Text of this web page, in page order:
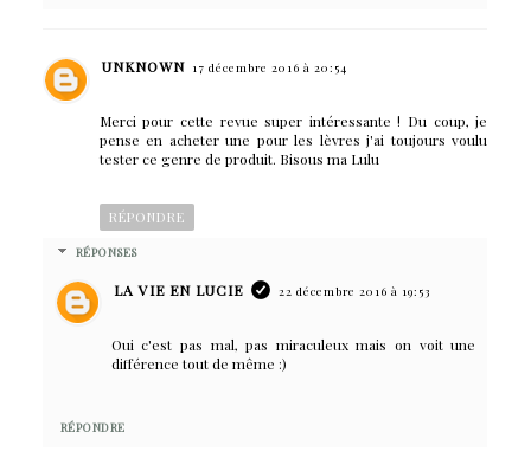
UNKNOWN 17 décembre 2016 à 20:54
Merci pour cette revue super intéressante ! Du coup, je
pense en acheter une pour les lèvres j'ai toujours voulu
tester ce genre de produit. Bisous ma Lulu
RÉPONDRE
RÉPONSES
LA VIE EN LUCIE 22 décembre 2016 à 19:53
Oui c'est pas mal, pas miraculeux mais on voit une
différence tout de même :)
RÉPONDRE